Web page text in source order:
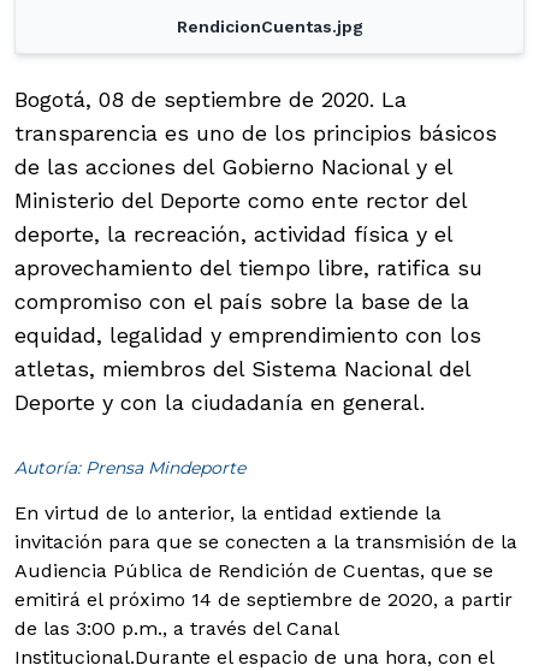
RendicionCuentas.jpg
Bogotá, 08 de septiembre de 2020. La
transparencia es uno de los principios básicos
de las acciones del Gobierno Nacional y el
Ministerio del Deporte como ente rector del
deporte, la recreación, actividad física y el
aprovechamiento del tiempo libre, ratifica su
compromiso con el país sobre la base de la
equidad, legalidad y emprendimiento con los
atletas, miembros del Sistema Nacional del
Deporte y con la ciudadanía en general.
Autoría: Prensa Mindeporte
En virtud de lo anterior, la entidad extiende la
invitación para que se conecten a la transmisión de la
Audiencia Pública de Rendición de Cuentas, que se
emitirá el próximo 14 de septiembre de 2020, a partir
de las 3:00 p.m., a través del Canal
Institucional.Durante el espacio de una hora, con el